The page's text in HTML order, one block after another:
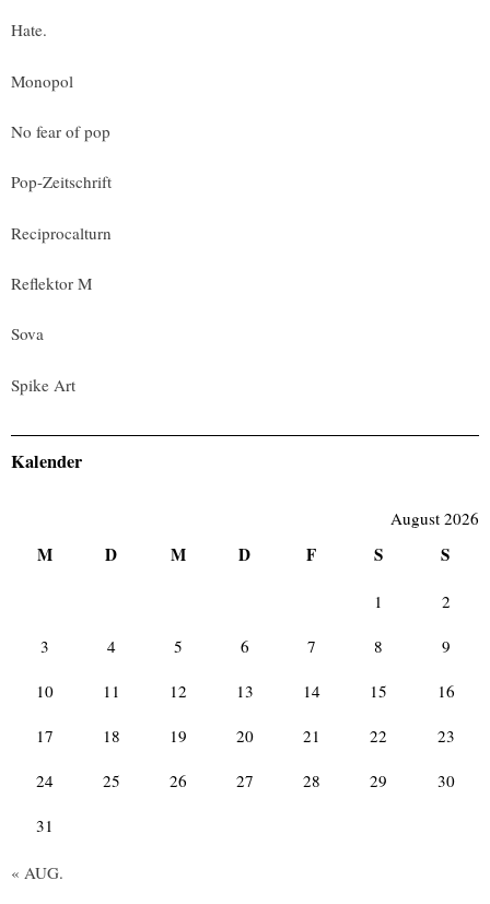
Hate.
Monopol
No fear of pop
Pop-Zeitschrift
Reciprocalturn
Reflektor M
Sova
Spike Art
Kalender
August 2026
M D M D F S S
« AUG.
1 2
3 4 5 6 7 8 9
10 11 12 13 14 15 16
17 18 19 20 21 22 23
24 25 26 27 28 29 30
31